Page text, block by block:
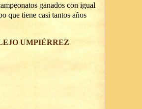
ganados con igual
que tiene casi tantos años
UMPIÉRREZ